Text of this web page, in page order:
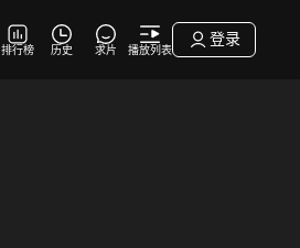
排行榜 历史 求片 播放列表
登录